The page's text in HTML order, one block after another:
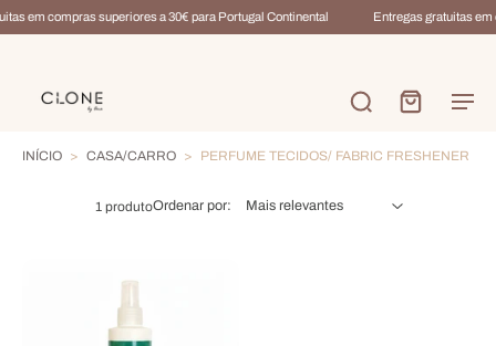
em compras superiores a 30€ para Portugal Continental Entregas gratuitas
INÍCIO > CASA/CARRO > PERFUME TECIDOS/ FABRIC FRESHENER
1 produtoOrdenar por: